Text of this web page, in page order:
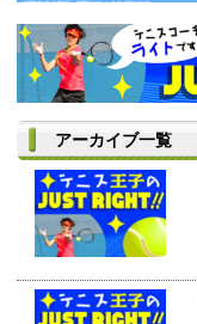
アーカイブ一覧